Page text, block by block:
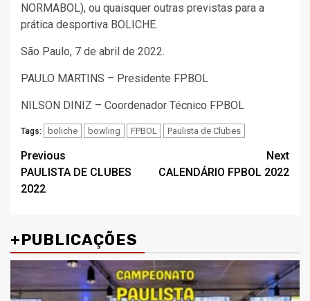
NORMABOL), ou quaisquer outras previstas para a
prática desportiva BOLICHE.
São Paulo, 7 de abril de 2022.
PAULO MARTINS – Presidente FPBOL
NILSON DINIZ – Coordenador Técnico FPBOL
Tags: boliche bowling FPBOL Paulista de Clubes
Post
navigation
Previous
PAULISTA DE CLUBES
2022
Next
CALENDÁRIO FPBOL 2022
+PUBLICAÇÕES